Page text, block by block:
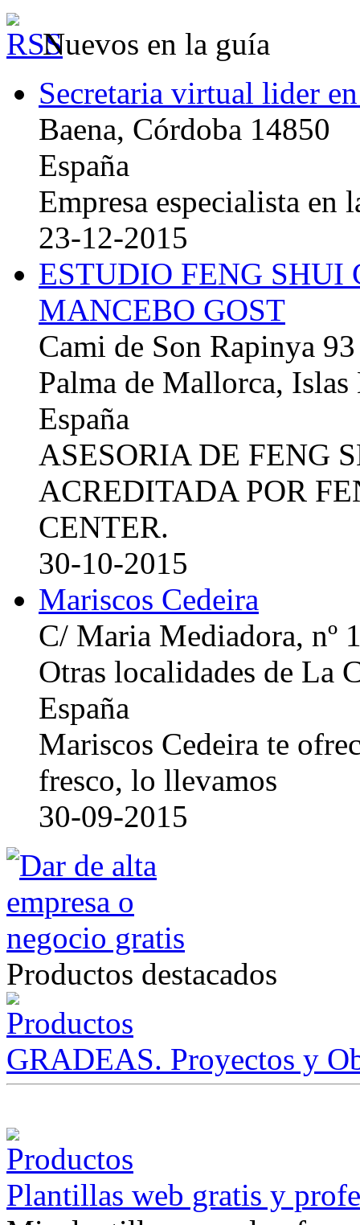
Nuevos en la guía
Secretaria virtual lider
Baena, Córdoba 14850
España
Empresa especialista en
23-12-2015
ESTUDIO FENG
MANCEBO GOST
Cami de Son Rapinya 93
Palma de Mallorca, Islas
España
ASESORIA DE FENG
ACREDITADA POR
CENTER.
30-10-2015
Mariscos Cedeira
C/ Maria Mediadora, nº
Otras localidades de La
España
Mariscos Cedeira te
fresco, lo llevamos
30-09-2015
Productos destacados
GRADEAS. Proyectos y
Plantillas web gratis y